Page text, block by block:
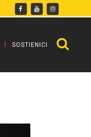
SOSTIENICI